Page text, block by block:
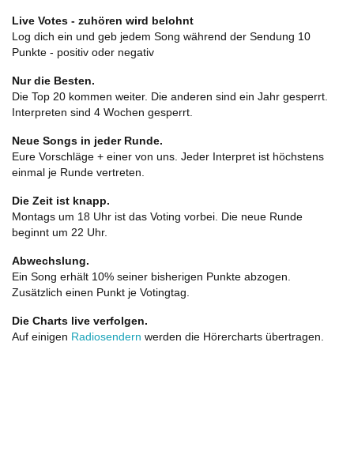
Live Votes - zuhören wird belohnt
Log dich ein und geb jedem Song während der Sendung 10
Punkte - positiv oder negativ
Nur die Besten.
Die Top 20 kommen weiter. Die anderen sind ein Jahr gesperrt.
Interpreten sind 4 Wochen gesperrt.
Neue Songs in jeder Runde.
Eure Vorschläge + einer von uns. Jeder Interpret ist höchstens
einmal je Runde vertreten.
Die Zeit ist knapp.
Montags um 18 Uhr ist das Voting vorbei. Die neue Runde
beginnt um 22 Uhr.
Abwechslung.
Ein Song erhält 10% seiner bisherigen Punkte abzogen.
Zusätzlich einen Punkt je Votingtag.
Die Charts live verfolgen.
Auf einigen Radiosendern werden die Hörercharts übertragen.